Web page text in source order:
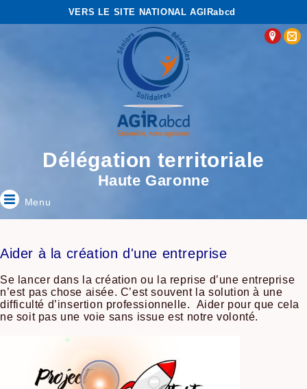
VERS LE SITE NATIONAL AGIRabcd
Délégation territoriale
Haute Garonne
Menu
Aider à la création d'une entreprise
Se lancer dans la création ou la reprise d’une entreprise
n’est pas chose aisée. C’est souvent la solution à une
difficulté d’insertion professionnelle. Aider pour que cela
ne soit pas une voie sans issue est notre volonté.